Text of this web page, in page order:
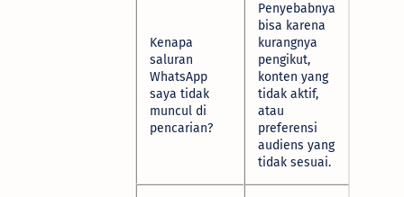
Kenapa
saluran
WhatsApp
saya tidak
muncul di
pencarian?
Penyebabnya
bisa karena
kurangnya
pengikut,
konten yang
tidak aktif,
atau
preferensi
audiens yang
tidak sesuai.